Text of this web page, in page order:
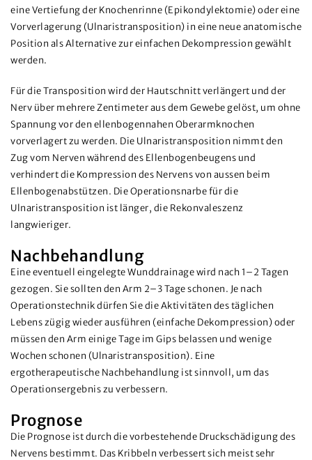
eine Vertiefung der Knochenrinne (Epikondylektomie) oder eine
Vorverlagerung (Ulnaristransposition) in eine neue anatomische
Position als Alternative zur einfachen Dekompression gewählt
werden.
Für die Transposition wird der Hautschnitt verlängert und der
Nerv über mehrere Zentimeter aus dem Gewebe gelöst, um ohne
Spannung vor den ellenbogennahen Oberarmknochen
vorverlagert zu werden. Die Ulnaristransposition nimmt den
Zug vom Nerven während des Ellenbogenbeugens und
verhindert die Kompression des Nervens von aussen beim
Ellenbogenabstützen. Die Operationsnarbe für die
Ulnaristransposition ist länger, die Rekonvaleszenz
langwieriger.
Nachbehandlung
Eine eventuell eingelegte Wunddrainage wird nach 1–2 Tagen
gezogen. Sie sollten den Arm 2–3 Tage schonen. Je nach
Operationstechnik dürfen Sie die Aktivitäten des täglichen
Lebens zügig wieder ausführen (einfache Dekompression) oder
müssen den Arm einige Tage im Gips belassen und wenige
Wochen schonen (Ulnaristransposition). Eine
ergotherapeutische Nachbehandlung ist sinnvoll, um das
Operationsergebnis zu verbessern.
Prognose
Die Prognose ist durch die vorbestehende Druckschädigung des
Nervens bestimmt. Das Kribbeln verbessert sich meist sehr